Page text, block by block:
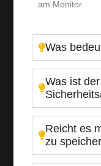
am Monitor.
Was
Was ist
Reicht es
zu